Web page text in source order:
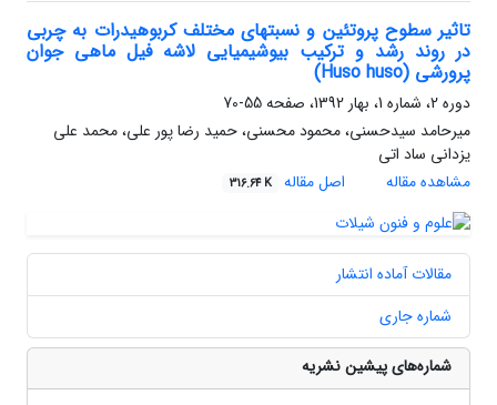
تاثیر سطوح پروتئین و نسبتهای مختلف کربو‏هیدرات به چربی
در روند رشد و ترکیب بیوشیمیایی لاشه فیل ماهی جوان
پرورشی (Huso huso)
دوره 2، شماره 1، بهار 1392، صفحه
55-70
میرحامد سیدحسنی، محمود محسنی، حمید رضا پور علی، محمد علی
یزدانی ساد اتی
مشاهده مقاله
اصل مقاله 316.64 K
مقالات آماده انتشار
شماره جاری
شماره‌های پیشین نشریه